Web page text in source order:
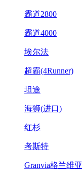
霸道2800
霸道4000
埃尔法
超霸(4Runner)
坦途
海狮(进口)
红杉
考斯特
Granvia格兰维亚